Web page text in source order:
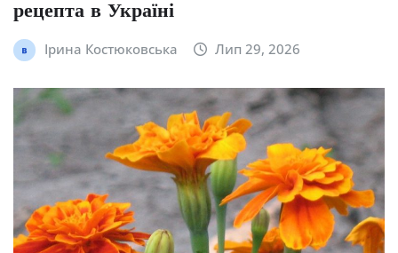
рецепта в Україні
Ірина Костюковська Лип 29, 2026